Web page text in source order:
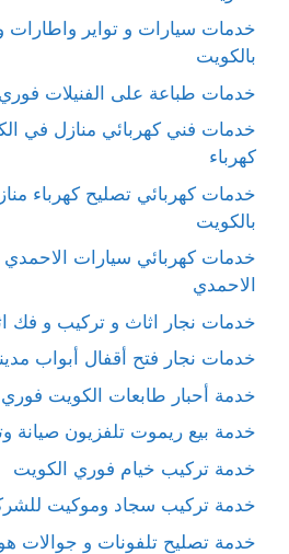
خدمات سيارات و تواير واطارات
بالكويت
خدمات طباعة على الفنيلات
خدمات فني كهربائي منازل في
كهرباء
خدمات كهربائي تصليح كهرباء
بالكويت
خدمات كهربائي سيارات الاحمدي
الاحمدي
خدمات نجار اثاث و تركيب و فك
خدمات نجار فتح أقفال أبواب
خدمة أحبار طابعات الكويت فوري
خدمة بيع ريموت تلفزيون صيانة
خدمة تركيب خيام فوري الكويت
خدمة تركيب سجاد وموكيت
خدمة تصليح تلفونات و جوالات